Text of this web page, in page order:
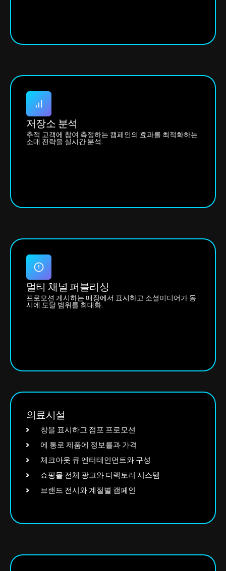
저장소 분석
추적 고객에 참여 측정하는 캠페인의 효과를 최적화하는
소매 전략을 실시간 분석.
멀티 채널 퍼블리싱
프로모션 게시하는 매장에서 표시하고 소셜미디어가 동
시에 도달 범위를 최대화.
의료시설
창을 표시하고 점포 프로모션
에 통로 제품에 정보를과 가격
체크아웃 큐 엔터테인먼트와 구성
쇼핑몰 전체 광고와 디렉토리 시스템
브랜드 전시와 계절별 캠페인